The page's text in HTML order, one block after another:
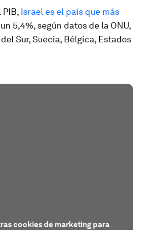
Israel es el país que más
5,4%, según datos de la ONU,
Sur, Suecia, Bélgica, Estados
cookies de marketing para